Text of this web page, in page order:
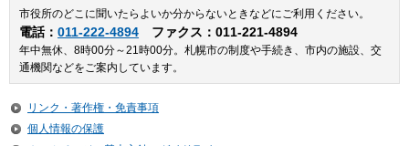
市役所のどこに聞いたらよいか分からないときなどにご利用ください。
電話： 011-222-4894 ファクス：011-221-4894
年中無休、8時00分～21時00分。札幌市の制度や手続き、市内の施設、交
通機関などをご案内しています。
リンク・著作権・免責事項
個人情報の保護